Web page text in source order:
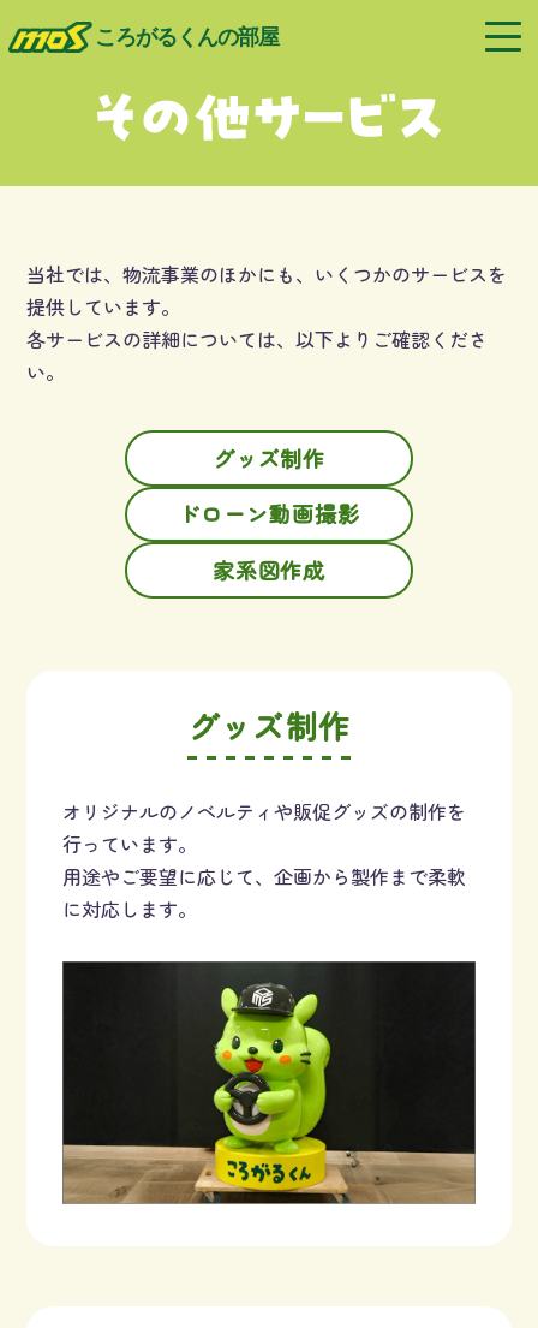
ころがるくんの部屋
当社では、物流事業のほかにも、いくつかのサービスを
提供しています。
各サービスの詳細については、以下よりご確認くださ
い。
グッズ制作
ドローン動画撮影
家系図作成
グッズ制作
オリジナルのノベルティや販促グッズの制作を
行っています。
用途やご要望に応じて、企画から製作まで柔軟
に対応します。